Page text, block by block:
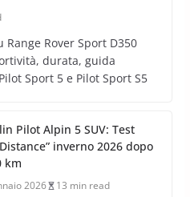
Rover Sport D350
durata, guida
Sport 5 e Pilot Sport S5
Pilot Alpin 5 SUV: Test
inverno 2026 dopo
km
2026 13 min read